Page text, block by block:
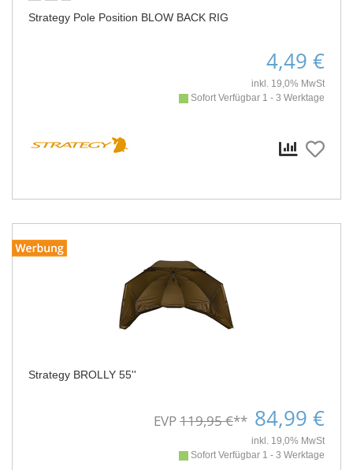
Strategy Pole Position BLOW BACK RIG
4,49 €
inkl. 19,0% MwSt
Sofort Verfügbar 1 - 3 Werktage
Strategy BROLLY 55''
EVP119,95 €** 84,99 €
inkl. 19,0% MwSt
Sofort Verfügbar 1 - 3 Werktage